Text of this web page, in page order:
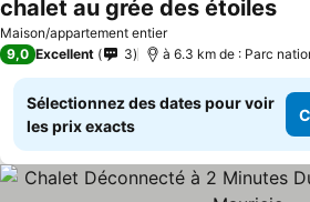
Maison/appartement entier
chalet au grée des étoiles
9,0 Excellent 3 à 6.3 km de : Parc
Sélectionnez des dates pour voir
les prix exacts